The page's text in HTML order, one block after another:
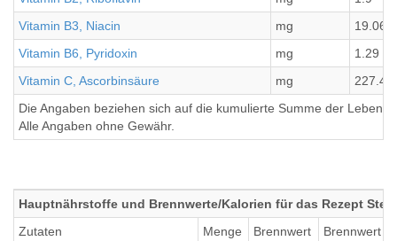
Vitamin B3, Niacin
mg
19.06
Vitamin B6, Pyridoxin
mg
1.29
Vitamin C, Ascorbinsäure
mg
227.4
Die Angaben beziehen sich auf die kumulierte Summe der
Alle Angaben ohne Gewähr.
Hauptnährstoffe und Brennwerte/Kalorien für das Rezept
Zutaten
Menge
Brennwert
Brennwert